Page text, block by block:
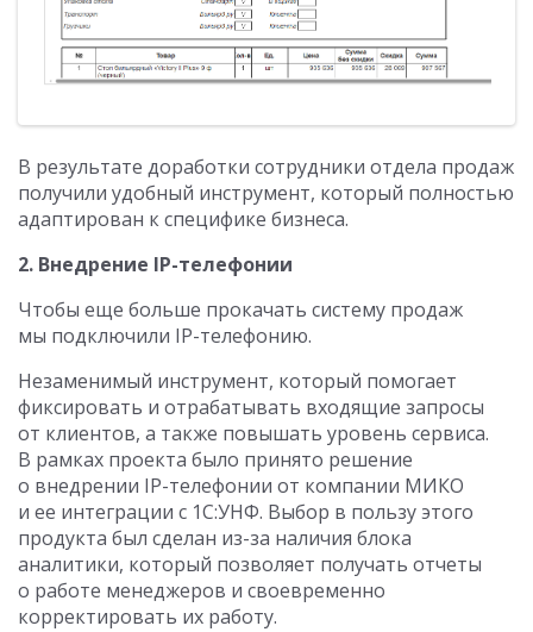
В результате доработки сотрудники отдела продаж
получили удобный инструмент, который полностью
адаптирован к специфике бизнеса.
2. Внедрение IP-телефонии
Чтобы еще больше прокачать систему продаж
мы подключили IP-телефонию.
Незаменимый инструмент, который помогает
фиксировать и отрабатывать входящие запросы
от клиентов, а также повышать уровень сервиса.
В рамках проекта было принято решение
о внедрении IP-телефонии от компании МИКО
и ее интеграции с 1С:УНФ. Выбор в пользу этого
продукта был сделан из-за наличия блока
аналитики, который позволяет получать отчеты
о работе менеджеров и своевременно
корректировать их работу.